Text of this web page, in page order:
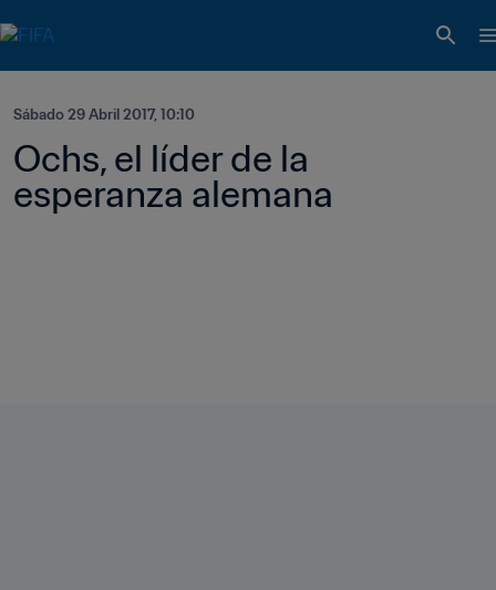
Sábado 29 Abril 2017, 10:10
Ochs, el líder de la
esperanza alemana